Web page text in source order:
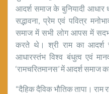
आदर्श समाज के बुनियादी आधार
सद्भावना, प्रेम एवं पवित्र
समाज में सभी लोग आपस में
करते थे। श्री राम का आदर्श
आधारस्तंभ विश्व बंधुत्व एवं
‘रामचरितमानस’ में आदर्श समाज
“दैहिक दैविक भौतिक तापा। राम